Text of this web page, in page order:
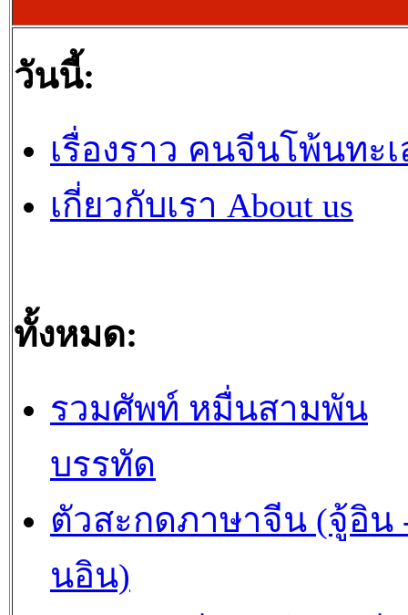
วันนี้:
เรื่องราว คนจีนโพ้นทะ
เกี่ยวกับเรา About us
ทั้งหมด:
รวมศัพท์ หมื่นสามพัน
บรรทัด
ตัวสะกดภาษาจีน (จู้อิน
นอิน)